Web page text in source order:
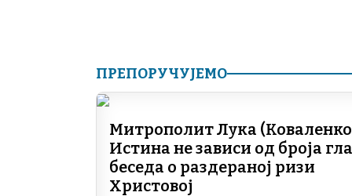
ПРЕПОРУЧУЈЕМО
Митрополит Лука
Истина не зависи од броја
беседа о раздераној ризи
Христовој